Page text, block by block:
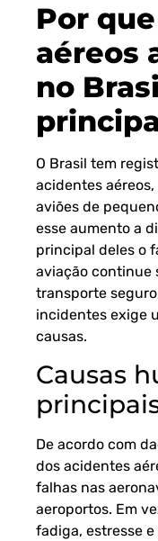
Por
aéreos
no
O Brasil tem
acidentes
aviões de
esse aumento a
principal deles o
aviação continue
transporte
incidentes exige
causas.
Causas
De acordo com
dos acidentes
falhas nas
aeroportos. Em
fadiga, estresse